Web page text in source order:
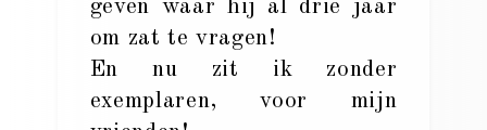
geven waar hij al drie jaar
om zat te vragen!
En nu zit ik zonder
exemplaren, voor mijn